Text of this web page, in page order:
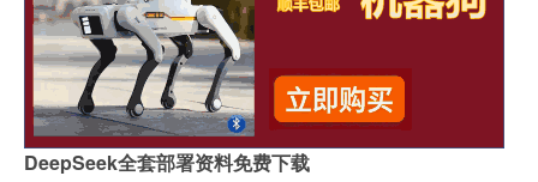
DeepSeek全套部署资料免费下载